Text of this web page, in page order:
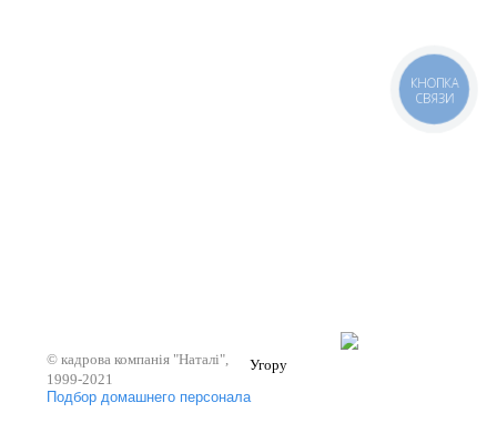
© кадрова компанія "Наталі",
1999-2021
Угору
Подбор домашнего персонала
КНОПКА
СВЯЗИ